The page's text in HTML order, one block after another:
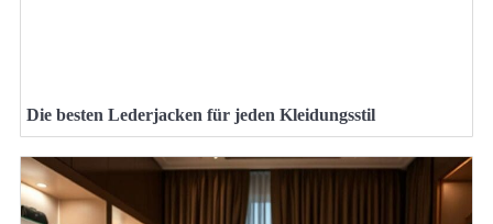
Die besten Lederjacken für jeden Kleidungsstil